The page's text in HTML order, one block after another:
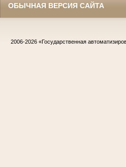
ОБЫЧНАЯ ВЕРСИЯ САЙТА
2006-2026 «Государственная